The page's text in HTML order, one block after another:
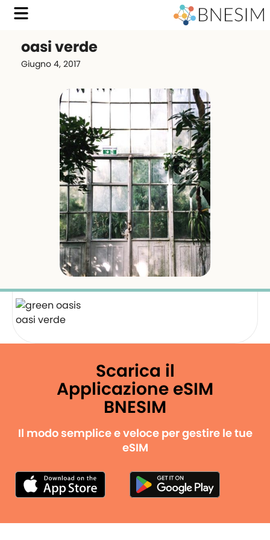
oasi verde
Giugno 4, 2017
oasi verde
Scarica il
Applicazione eSIM
BNESIM
Il modo semplice e veloce per gestire le tue
eSIM